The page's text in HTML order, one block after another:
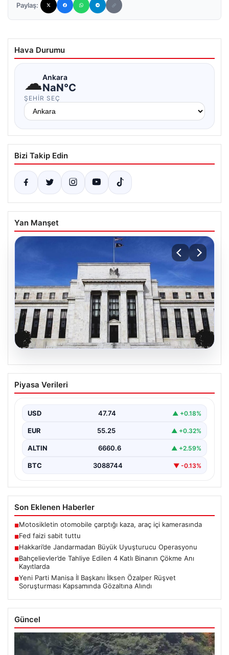
Paylaş:
Hava Durumu
☁Ankara
NaN°C
ŞEHIR SEÇ
Bizi Takip Edin
Yan Manşet
08.08.2026
Fed faizi sabit tuttu
Piyasa Verileri
USD 47.74 ▲ +0.18%
EUR 55.25 ▲ +0.32%
ALTIN 6660.6 ▲ +2.59%
BTC 3088744 ▼ -0.13%
Son Eklenen Haberler
■Motosikletin otomobile çarptığı kaza, araç içi kamerasında
■Fed faizi sabit tuttu
■Hakkari’de Jandarmadan Büyük Uyuşturucu Operasyonu
■Bahçelievler’de Tahliye Edilen 4 Katlı Binanın Çökme Anı
Kayıtlarda
■Yeni Parti Manisa İl Başkanı İlksen Özalper Rüşvet
Soruşturması Kapsamında Gözaltına Alındı
Güncel